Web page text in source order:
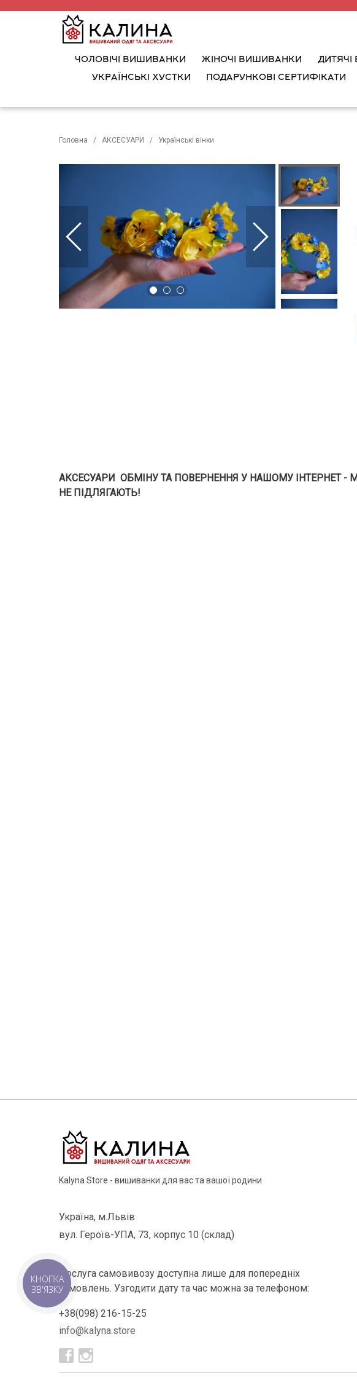
ЧОЛОВІЧІ ВИШИВАНКИ ЖІНОЧІ ВИШИВАНКИ
УКРАЇНСЬКІ ХУСТКИ
ПОДАРУНКОВІ СЕРТИФІКАТИ
Головна АКСЕСУАРИ Українські вінки
АКСЕСУАРИ ОБМІНУ ТА ПОВЕРНЕННЯ У НАШОМУ ІНТЕРНЕТ -
НЕ ПІДЛЯГАЮТЬ!
Kalyna Store - вишиванки для вас та вашої родини
Україна, м.Львів
вул. Героїв-УПА, 73, корпус 10 (склад)
Послуга самовивозу доступна лише для попередніх
замовлень. Узгодити дату та час можна за телефоном:
+38(098) 216-15-25
info@kalyna.store
КНОПКА
ЗВ'ЯЗКУ